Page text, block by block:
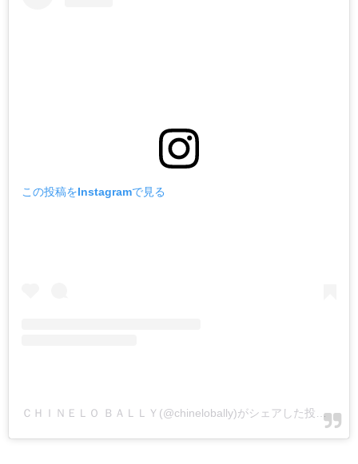
この投稿をInstagramで見る
ＣＨＩＮＥＬＯ ＢＡＬＬＹ(@chinelobally)がシェアした投稿-